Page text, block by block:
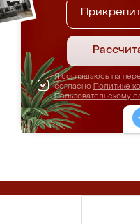
Я соглашаюсь на
согласно Политике
Пользовательскому